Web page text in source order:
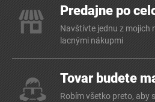
Predajne po
Navštívte jednu z mojich
lacnými nákupmi
Tovar budete
Robím všetko preto, aby